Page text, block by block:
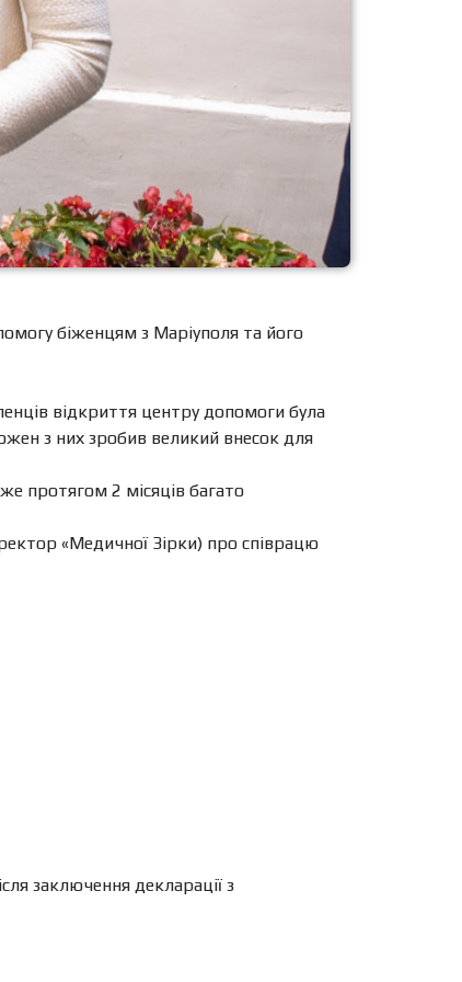
біженцям з Маріуполя та його
відкриття центру допомоги була
з них зробив великий внесок для
протягом 2 місяців багато
«Медичної Зірки) про співрацю
заключення декларації з